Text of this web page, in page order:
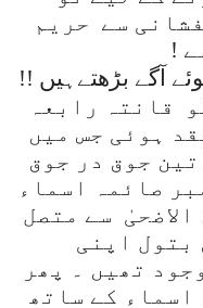
سے حریم
!
آگے بڑھتےہیں !!
قانتہ رابعہ
ہوئی جس میں
جوق در جوق
۔پھر 2/3 ستمبر صائمہ اسماء
سے متصل
بتول اپنی
تھیں ۔ پھر